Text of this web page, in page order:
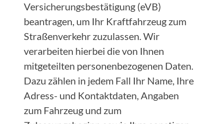
Versicherungsbestätigung (eVB)
beantragen, um Ihr Kraftfahrzeug zum
Straßenverkehr zuzulassen. Wir
verarbeiten hierbei die von Ihnen
mitgeteilten personenbezogenen Daten.
Dazu zählen in jedem Fall Ihr Name, Ihre
Adress- und Kontaktdaten, Angaben
zum Fahrzeug und zum